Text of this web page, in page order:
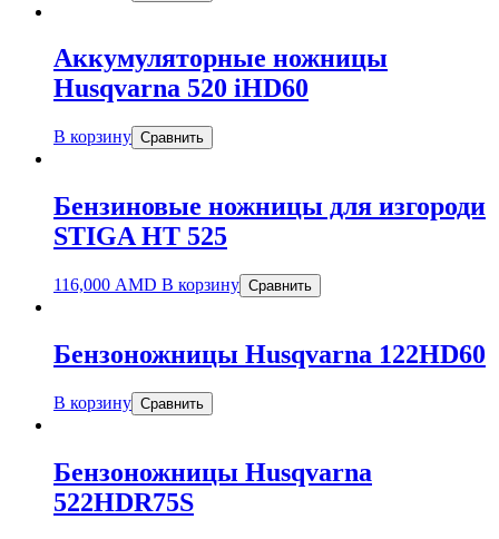
Аккумуляторные ножницы
Husqvarna 520 iHD60
В корзину Сравнить
Бензиновые ножницы для изгороди
STIGA HT 525
116,000 AMD В корзину Сравнить
Бензоножницы Husqvarna 122HD60
В корзину Сравнить
Бензоножницы Husqvarna
522HDR75S